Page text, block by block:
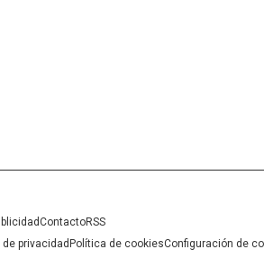
ContactoRSS
de privacidad Política de cookiesConfiguración de